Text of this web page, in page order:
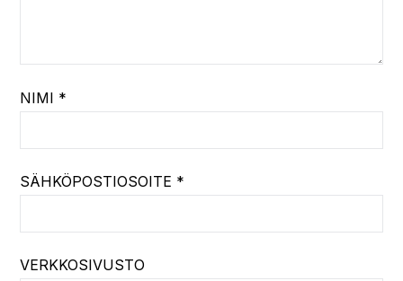
NIMI *
SÄHKÖPOSTIOSOITE *
VERKKOSIVUSTO